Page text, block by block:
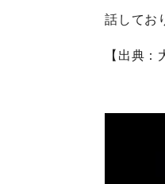
話してお
【出典